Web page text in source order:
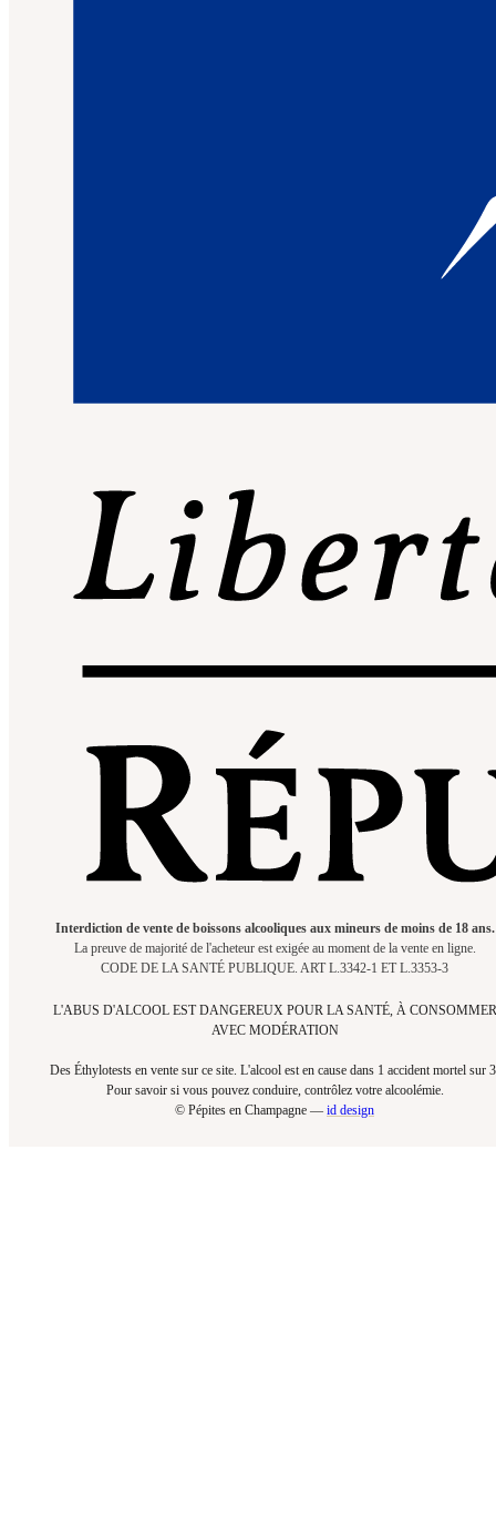
Interdiction de vente de boissons alcooliques aux mineurs de moins de 18 ans.
La preuve de majorité de l'acheteur est exigée au moment de la vente en ligne.
CODE DE LA SANTÉ PUBLIQUE. ART L.3342-1 ET L.3353-3
L'ABUS D'ALCOOL EST DANGEREUX POUR LA SANTÉ, À CONSOMMER
AVEC MODÉRATION
Des Éthylotests en vente sur ce site. L'alcool est en cause dans 1 accident mortel sur
Pour savoir si vous pouvez conduire, contrôlez votre alcoolémie.​
© Pépites en Champagne — id design